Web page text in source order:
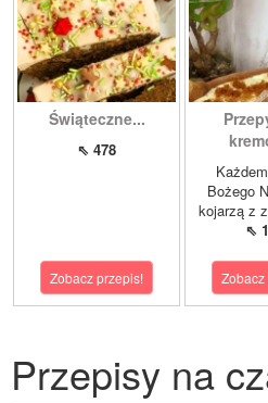
Świąteczne...
⇖ 478
Zobacz przepis!
Bożego
kojarzą z
⇖
Przepisy na